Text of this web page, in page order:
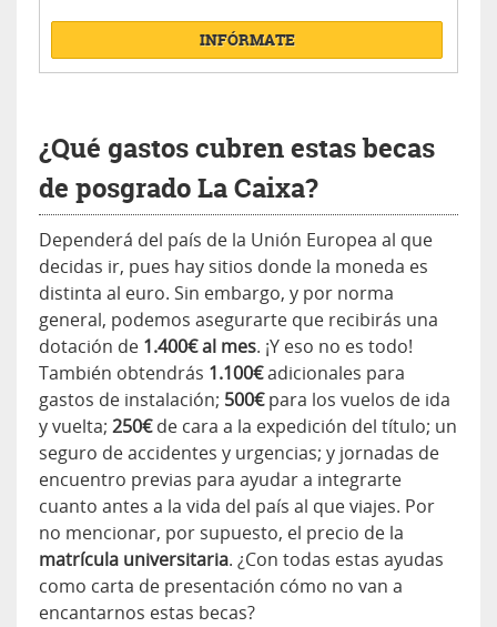
INFÓRMATE
¿Qué gastos cubren estas becas
de posgrado La Caixa?
Dependerá del país de la Unión Europea al que
decidas ir, pues hay sitios donde la moneda es
distinta al euro. Sin embargo, y por norma
general, podemos asegurarte que recibirás una
dotación de 1.400€ al mes. ¡Y eso no es todo!
También obtendrás 1.100€adicionales para
gastos de instalación; 500€para los vuelos de ida
y vuelta; 250€de cara a la expedición del título; un
seguro de accidentes y urgencias; y jornadas de
encuentro previas para ayudar a integrarte
cuanto antes a la vida del país al que viajes. Por
no mencionar, por supuesto, el precio de la
matrícula universitaria. ¿Con todas estas ayudas
como carta de presentación cómo no van a
encantarnos estas becas?